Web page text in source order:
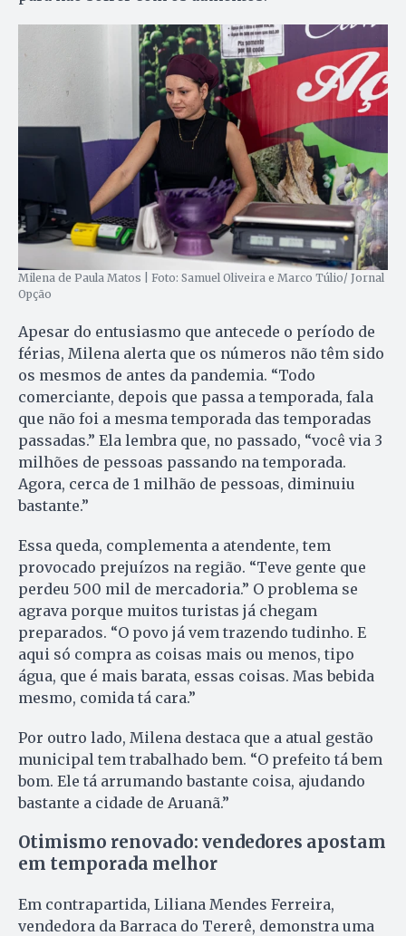
Milena de Paula Matos | Foto: Samuel Oliveira e Marco Túlio/ Jornal
Opção
Apesar do entusiasmo que antecede o período de
férias, Milena alerta que os números não têm sido
os mesmos de antes da pandemia. “Todo
comerciante, depois que passa a temporada, fala
que não foi a mesma temporada das temporadas
passadas.” Ela lembra que, no passado, “você via 3
milhões de pessoas passando na temporada.
Agora, cerca de 1 milhão de pessoas, diminuiu
bastante.”
Essa queda, complementa a atendente, tem
provocado prejuízos na região. “Teve gente que
perdeu 500 mil de mercadoria.” O problema se
agrava porque muitos turistas já chegam
preparados. “O povo já vem trazendo tudinho. E
aqui só compra as coisas mais ou menos, tipo
água, que é mais barata, essas coisas. Mas bebida
mesmo, comida tá cara.”
Por outro lado, Milena destaca que a atual gestão
municipal tem trabalhado bem. “O prefeito tá bem
bom. Ele tá arrumando bastante coisa, ajudando
bastante a cidade de Aruanã.”
Otimismo renovado: vendedores apostam
em temporada melhor
Em contrapartida, Liliana Mendes Ferreira,
vendedora da Barraca do Tererê, demonstra uma